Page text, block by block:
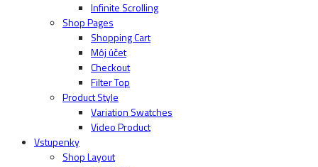
Infinite Scrolling
Shop Pages
Shopping Cart
Môj účet
Checkout
Filter Top
Product Style
Variation Swatches
Video Product
Vstupenky
Shop Layout